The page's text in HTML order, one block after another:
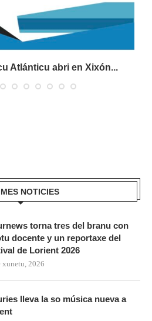
Atlánticu abri en Xixón...
NOTICIES
torna tres del branu con
docente y un reportaxe del
de Lorient 2026
xunetu, 2026
lleva la so música nueva a